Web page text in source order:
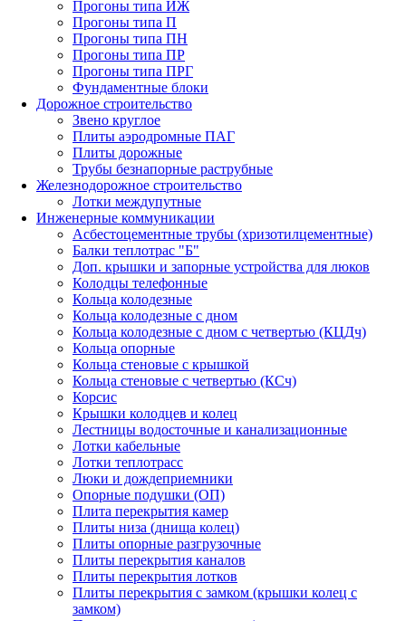
Прогоны типа ИЖ
Прогоны типа П
Прогоны типа ПН
Прогоны типа ПР
Прогоны типа ПРГ
Фундаментные блоки
Дорожное строительство
Звено круглое
Плиты аэродромные ПАГ
Плиты дорожные
Трубы безнапорные раструбные
Железнодорожное строительство
Лотки междупутные
Инженерные коммуникации
Асбестоцементные трубы (хризотилцементные)
Балки теплотрас "Б"
Доп. крышки и запорные устройства для люков
Колодцы телефонные
Кольца колодезные
Кольца колодезные с дном
Кольца колодезные с дном с четвертью (КЦДч)
Кольца опорные
Кольца стеновые с крышкой
Кольца стеновые с четвертью (КСч)
Корсис
Крышки колодцев и колец
Лестницы водосточные и канализационные
Лотки кабельные
Лотки теплотрасс
Люки и дождеприемники
Опорные подушки (ОП)
Плита перекрытия камер
Плиты низа (днища колец)
Плиты опорные разгрузочные
Плиты перекрытия каналов
Плиты перекрытия лотков
Плиты перекрытия с замком (крышки колец с
замком)